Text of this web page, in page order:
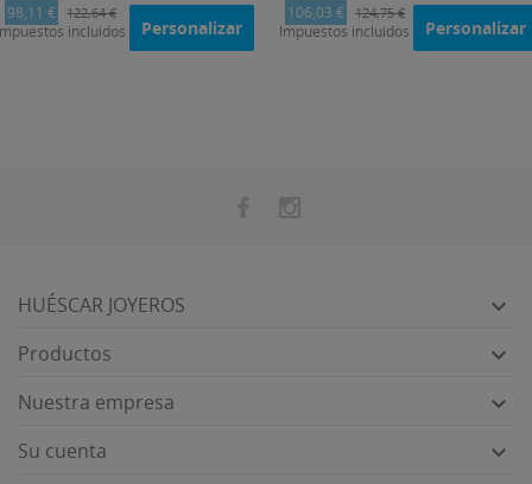
98,11 € 122,64 €
incluidos Personalizar
106,03 € 124,75 €
Impuestos incluidos Personalizar
HUÉSCAR JOYEROS 
Productos 
Nuestra empresa 
Su cuenta 